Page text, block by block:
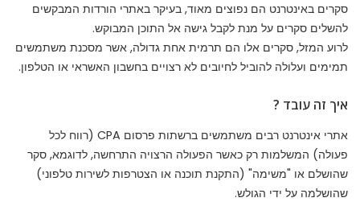
סקרים באינטרנט הם נפוצים מאוד, בעיקר באתרי הורדות המבקשים
להשלים סקרים על מנת לקבל גישה אל התוכן המבוקש.
לרוע המזל, סקרים אלו הם תרמית אחת גדולה, אשר מסכנת משתמשים
תמימים ועלולה להוביל לחיובים לא רצויים בחשבון האשראי או הטלפון.
איך זה עובד ?
אתרי אינטרנט רבים משתמשים ברשתות פרסום CPA (רווח לכל
פעולה) המשלמות רק כאשר הפעולה הרצויה התרחשה, לדוגמא, סקר
שהושלם או "משימה" (התקנת תוכנה או הצטרפות לשירות טלפוני)
שהושלמה על ידי הגולש.